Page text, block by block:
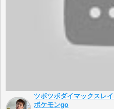
ツボツボダイマックスレ
ポケモンgo